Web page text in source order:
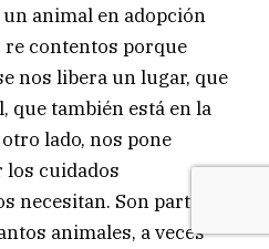
animal en adopción
contentos porque
nos libera un lugar, que
que también está en la
lado, nos pone
los cuidados
necesitan. Son parte de
animales, a veces